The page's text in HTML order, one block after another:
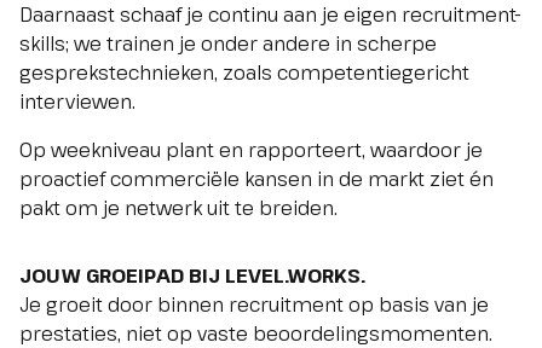
Daarnaast schaaf je continu aan je eigen recruitment-
skills; we trainen je onder andere in scherpe
gesprekstechnieken, zoals competentiegericht
interviewen.
Op weekniveau plant en rapporteert, waardoor je
proactief commerciële kansen in de markt ziet én
pakt om je netwerk uit te breiden.
JOUW GROEIPAD BIJ LEVEL.WORKS.
Je groeit door binnen recruitment op basis van je
prestaties, niet op vaste beoordelingsmomenten.